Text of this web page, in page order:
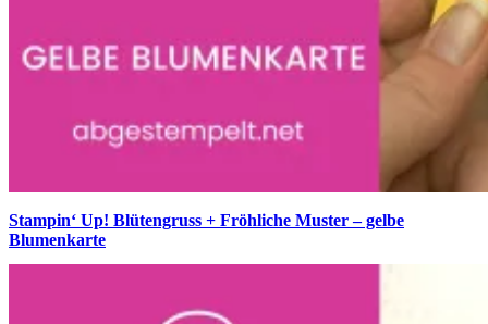
Stampin‘ Up! Blütengruss + Fröhliche Muster – gelbe
Blumenkarte